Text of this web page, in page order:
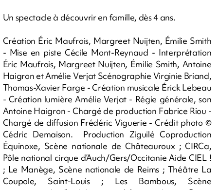
Un spectacle à découvrir en famille, dès 4 ans.
Création Éric Maufrois, Margreet Nuijten, Émilie Smith
- Mise en piste Cécile Mont-Reynaud - Interprétation
Éric Maufrois, Margreet Nuijten, Émilie Smith, Antoine
Haigron et Amélie Verjat Scénographie Virginie Briand,
Thomas-Xavier Farge - Création musicale Érick Lebeau
- Création lumière Amélie Verjat - Régie générale, son
Antoine Haigron - Chargé de production Fabrice Riou -
Chargé de diffusion Frédéric Viguerie - Crédit photo ©
Cédric Demaison. Production Ziguilé Coproduction
Équinoxe, Scène nationale de Châteauroux ; CIRCa,
Pôle national cirque d’Auch/Gers/Occitanie Aide CIEL !
; Le Manège, Scène nationale de Reims ; Théâtre La
Coupole, Saint-Louis ; Les Bambous, Scène